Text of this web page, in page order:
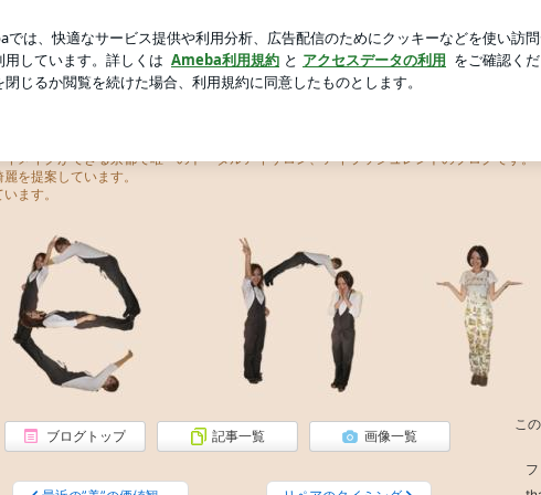
レント）
と行ったお墓参り ロ
メイクができる京都で唯一のトータルアイサロン、アイラッシュレントのブログです。
を提案しています。
ます。
ブログトップ 記事一覧 画像一覧
こ